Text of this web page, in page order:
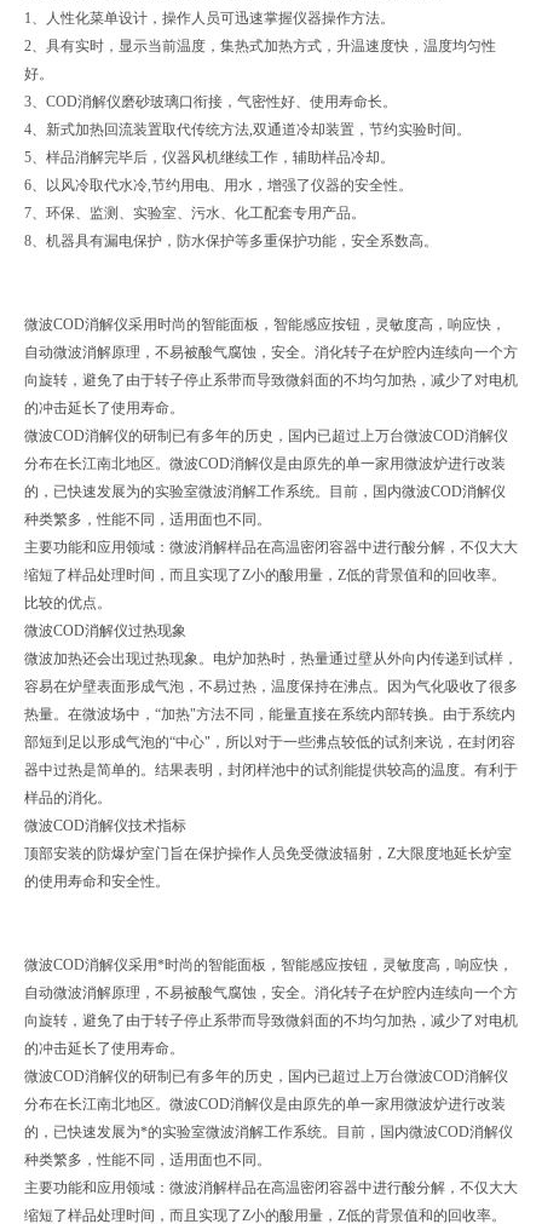
1
、人性化菜单设计，操作人员可迅速掌握仪器操作方法。
2 、具有实时，显示当前温度，集热式加热方式，升温速度快，温度均匀性
好。
3
COD消解仪磨砂玻璃口衔接，气密性好、使用寿命长。
4 、新式加热回流装置取代传统方法 双通道冷却装置，节约实验时间。
5 、样品消解完毕后，仪器风机继续工作，辅助样品冷却。
6 、以风冷取代水冷 节约用电、用水，增强了仪器的安全性。
7 、环保、监测、实验室、污水、化工配套专用产品。
8 、机器具有漏电保护，防水保护等多重保护功能，安全系数高。
微波COD消解仪采用时尚的智能面板，智能感应按钮，灵敏度高，响应快，
自动微波消解原理，不易被酸气腐蚀，安全。消化转子在炉腔内连续向一个方
向旋转，避免了由于转子停止系带而导致微斜面的不均匀加热，减少了对电机
的冲击延长了使用寿命。
微波COD消解仪的研制已有多年的历史，国内已超过上万台微波COD消解仪
分布在长江南北地区。微波COD消解仪是由原先的单一家用微波炉进行改装
的，已快速发展为的实验室微波消解工作系统。目前，国内微波COD消解仪
种类繁多，性能不同，适用面也不同。
主要功能和应用领域：微波消解样品在高温密闭容器中进行酸分解，不仅大大
缩短了样品处理时间，而且实现了Z小的酸用量，Z低的背景值和的回收率。
比较的优点。
微波COD消解仪过热现象
微波加热还会出现过热现象。电炉加热时，热量通过壁从外向内传递到试样，
容易在炉壁表面形成气泡，不易过热，温度保持在沸点。因为气化吸收了很多
热量。在微波场中，“加热"方法不同，能量直接在系统内部转换。由于系统内
部短到足以形成气泡的“中心"，所以对于一些沸点较低的试剂来说，在封闭容
器中过热是简单的。结果表明，封闭样池中的试剂能提供较高的温度。有利于
样品的消化。
微波COD消解仪技术指标
顶部安装的防爆炉室门旨在保护操作人员免受微波辐射，Z大限度地延长炉室
的使用寿命和安全性。
微波COD消解仪采用*时尚的智能面板，智能感应按钮，灵敏度高，响应快，
自动微波消解原理，不易被酸气腐蚀，安全。消化转子在炉腔内连续向一个方
向旋转，避免了由于转子停止系带而导致微斜面的不均匀加热，减少了对电机
的冲击延长了使用寿命。
微波COD消解仪的研制已有多年的历史，国内已超过上万台微波COD消解仪
分布在长江南北地区。微波COD消解仪是由原先的单一家用微波炉进行改装
的，已快速发展为*的实验室微波消解工作系统。目前，国内微波COD消解仪
种类繁多，性能不同，适用面也不同。
主要功能和应用领域：微波消解样品在高温密闭容器中进行酸分解，不仅大大
缩短了样品处理时间，而且实现了Z小的酸用量，Z低的背景值和的回收率。